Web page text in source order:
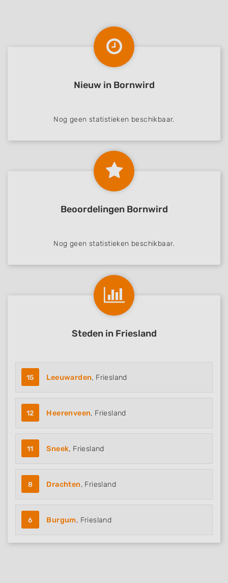
Nieuw in Bornwird
Nog geen statistieken beschikbaar.
Beoordelingen Bornwird
Nog geen statistieken beschikbaar.
Steden in Friesland
15 Leeuwarden, Friesland
12 Heerenveen, Friesland
11 Sneek, Friesland
8 Drachten, Friesland
6 Burgum, Friesland